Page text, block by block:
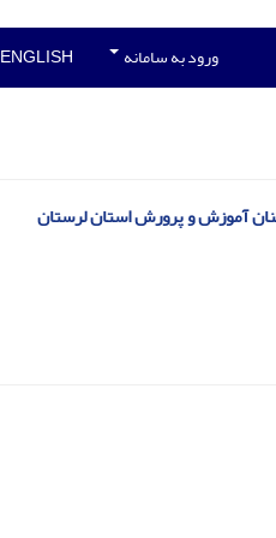
ورود به سامانه ENGLISH
آموزش و پرورش استان لرستان